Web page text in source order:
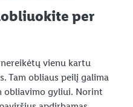
per
vienu kartu
Tam obliaus peilį galima
obliavimo gyliui. Norint